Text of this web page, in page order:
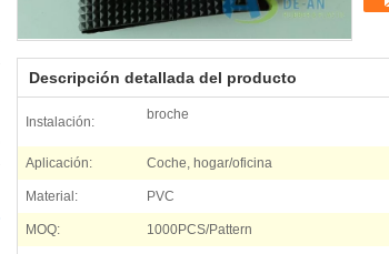
Descripción detallada del producto
Instalación: broche
Aplicación: Coche, hogar/oficina
Material: PVC
MOQ: 1000PCS/Pattern